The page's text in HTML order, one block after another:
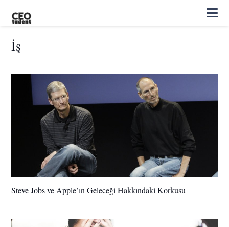
İş
Steve Jobs ve Apple’ın Geleceği Hakkındaki Korkusu